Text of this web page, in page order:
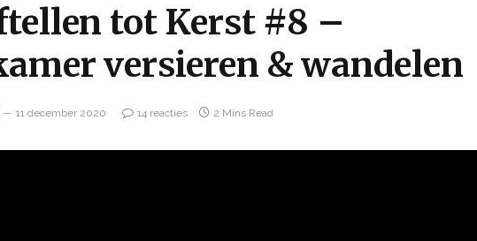
tot Kerst #8 –
versieren & wandelen
11 december 2020 14 reacties 2 Mins Read